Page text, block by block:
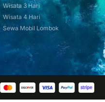
Wisata 3 Hari
Wisata 4 Hari
Sewa Mobil Lombok